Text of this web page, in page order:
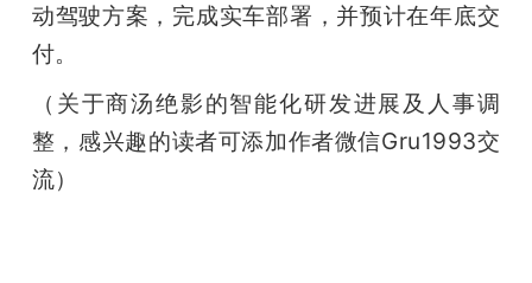
动驾驶方案，完成实车部署，并预计在年底交
付。
（关于商汤绝影的智能化研发进展及人事调
整，感兴趣的读者可添加作者微信Gru1993交
流）